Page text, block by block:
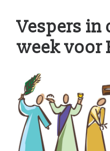
Vespers in
week voor